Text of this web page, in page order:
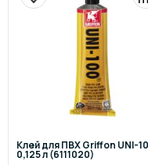
Клей для ПВХ Griffon UNI-
0,125 л (6111020)